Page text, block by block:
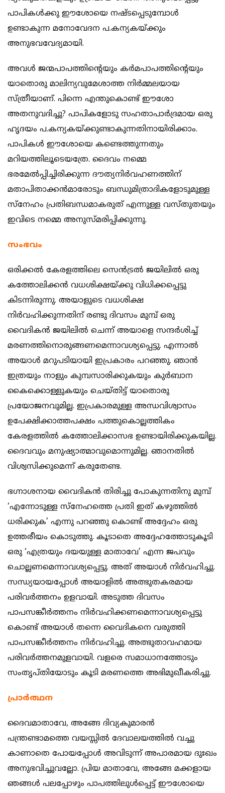
പാപികള്‍ക്കു ഈശോയെ നഷ്ടപ്പെടുമ്പോള്‍
ഉണ്ടാകുന്ന മനോവേദന പ.കന്യകയ്ക്കും
അനുഭവവേദ്യമായി.
അവള്‍ ജന്മപാപത്തിന്‍റെയും കര്‍മപാപത്തിന്‍റെയും
യാതൊരു മാലിന്യവുമേശാത്ത നിര്‍മ്മലയായ
സ്ത്രീയാണ്. പിന്നെ എന്തുകൊണ്ട് ഈശോ
അതനുവദിച്ചു? പാപികളോടു സഹതാപാര്‍ദ്രമായ ഒരു
ഹൃദയം പ.കന്യകയ്ക്കുണ്ടാകുന്നതിനായിരിക്കാം.
പാപികള്‍ ഈശോയെ കണ്ടെത്തുന്നതും
മറിയത്തിലൂടെയത്രേ. ദൈവം നമ്മെ
ഭരമേല്‍പ്പിച്ചിരിക്കുന്ന ദൗത്യനിര്‍വഹണത്തിന്
മതാപിതാക്കന്‍മാരോടും ബന്ധുമിത്രാദികളോടുമുള്ള
സ്നേഹം പ്രതിബന്ധമാകരുത്‌ എന്നുള്ള വസ്തുതയും
ഇവിടെ നമ്മെ അനുസ്മരിപ്പിക്കുന്നു.
സംഭവം
ഒരിക്കല്‍ കേരളത്തിലെ സെന്‍ട്രല്‍ ജയിലില്‍ ഒരു
കത്തോലിക്കന്‍ വധശിക്ഷയ്ക്കു വിധിക്കപ്പെട്ടു
കിടന്നിരുന്നു. അയാളുടെ വധശിക്ഷ
നിര്‍വഹിക്കുന്നതിന് രണ്ടു ദിവസം മുമ്പ് ഒരു
വൈദികന്‍ ജയിലില്‍ ചെന്ന് അയാളെ സന്ദര്‍ശിച്ച്
മരണത്തിനൊരുങ്ങണമെന്നാവശ്യപ്പെട്ടു. എന്നാല്‍
അയാള്‍ മറുപടിയായി ഇപ്രകാരം പറഞ്ഞു. ഞാന്‍
ഇത്രയും നാളും കുമ്പസാരിക്കുകയും കുര്‍ബാന
കൈക്കൊള്ളുകയും ചെയ്തിട്ട് യാതൊരു
പ്രയോജനവുമില്ല. ഇപ്രകാരമുള്ള അന്ധവിശ്വാസം
ഉപേക്ഷിക്കാത്തപക്ഷം പത്തുകൊല്ലത്തികം
കേരളത്തില്‍ കത്തോലിക്കാസഭ ഉണ്ടായിരിക്കുകയില്ല.
ദൈവവും മനുഷ്യാത്മാവുമൊന്നുമില്ല. ഞാനതില്‍
വിശ്വസിക്കുമെന്ന് കരുതേണ്ട.
ഭഗ്നാശനായ വൈദികന്‍ തിരിച്ചു പോകുന്നതിനു മുമ്പ്
‘എന്നോടുള്ള സ്നേഹത്തെ പ്രതി ഇത് കഴുത്തില്‍
ധരിക്കുക’ എന്നു പറഞ്ഞു കൊണ്ട് അദ്ദേഹം ഒരു
ഉത്തരീയം കൊടുത്തു. കൂടാതെ അദ്ദേഹത്തോടുകൂടി
ഒരു ‘എത്രയും ദയയുള്ള മാതാവേ’ എന്ന ജപവും
ചൊല്ലണമെന്നാവശ്യപ്പെട്ടു. അത് അയാള്‍ നിര്‍വഹിച്ചു.
സന്ധ്യയായപ്പോള്‍ അയാളില്‍ അത്ഭുതകരമായ
പരിവര്‍ത്തനം ഉളവായി. അടുത്ത ദിവസം
പാപസങ്കീര്‍ത്തനം നിര്‍വഹിക്കണമെന്നാവശ്യപ്പെട്ടു
കൊണ്ട് അയാള്‍ തന്നെ വൈദികനെ വരുത്തി
പാപസങ്കീര്‍ത്തനം നിര്‍വഹിച്ചു. അത്ഭുതാവഹമായ
പരിവര്‍ത്തനമുളവായി. വളരെ സമാധാനത്തോടും
സംതൃപ്തിയോടും കൂടി മരണത്തെ അഭിമുഖീകരിച്ചു.
പ്രാര്‍ത്ഥന
ദൈവമാതാവേ, അങ്ങേ ദിവ്യകുമാരന്‍
പന്ത്രണ്ടാമത്തെ വയസ്സില്‍ ദേവാലയത്തില്‍ വച്ചു
കാണാതെ പോയപ്പോള്‍ അവിടുന്ന്‍ അപാരമായ ദുഃഖം
അനുഭവിച്ചുവല്ലോ. പ്രിയ മാതാവേ, അങ്ങേ മക്കളായ
ഞങ്ങള്‍ പലപ്പോഴും പാപത്തിലുള്‍പ്പെട്ട് ഈശോയെ